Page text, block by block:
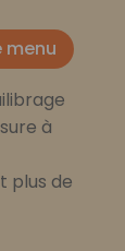
menu
à
plus de